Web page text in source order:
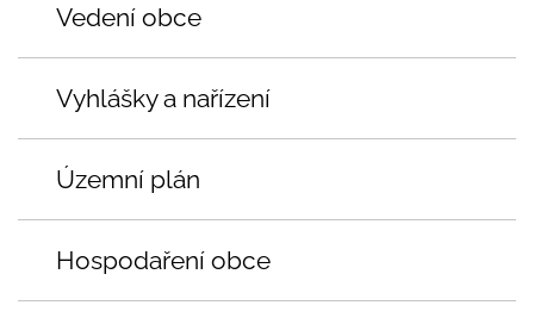
Vedení obce
Vyhlášky a nařízení
Územní plán
Hospodaření obce